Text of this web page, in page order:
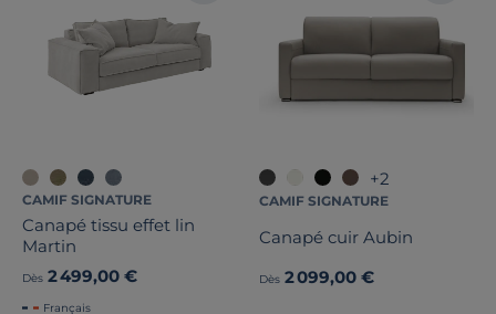
CAMIF SIGNATURE
Canapé tissu effet lin
Martin
Dès 2 499,00 €
Français
+2
CAMIF SIGNATURE
Canapé cuir Aubin
Dès 2 099,00 €